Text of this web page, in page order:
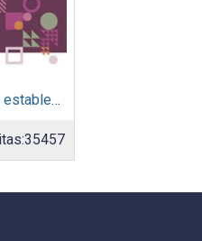
Guía para el establecimiento de un marco de gobernanza de gobierno digital para países de América Latina y el Caribe
35457